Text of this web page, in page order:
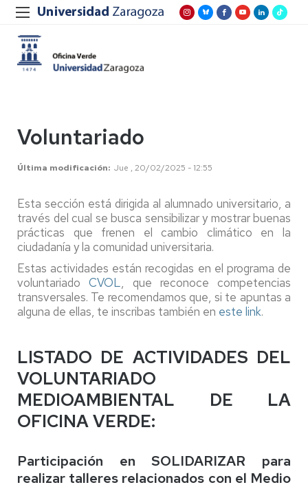
Voluntariado
Última modificación Jue , 20/02/2025 - 12:55
Esta sección está dirigida al alumnado universitario, a
través del cual se busca sensibilizar y mostrar buenas
prácticas que frenen el cambio climático en la
ciudadanía y la comunidad universitaria.
Estas actividades están recogidas en el programa de
voluntariadoCVOL, que reconoce competencias
transversales. Te recomendamos que, si te apuntas a
alguna de ellas, te inscribas también en este link.
LISTADO DE ACTIVIDADES DEL
VOLUNTARIADO
MEDIOAMBIENTAL DE LA
OFICINA VERDE:
Participación en SOLIDARIZAR para
realizar talleres relacionados con el Medio